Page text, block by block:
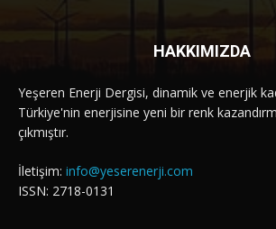
HAKKIMIZDA
Yeşeren Enerji Dergisi, dinamik ve enerjik
Türkiye'nin enerjisine yeni bir renk
çıkmıştır.
İletişim: info@yeserenerji.com
ISSN: 2718-0131